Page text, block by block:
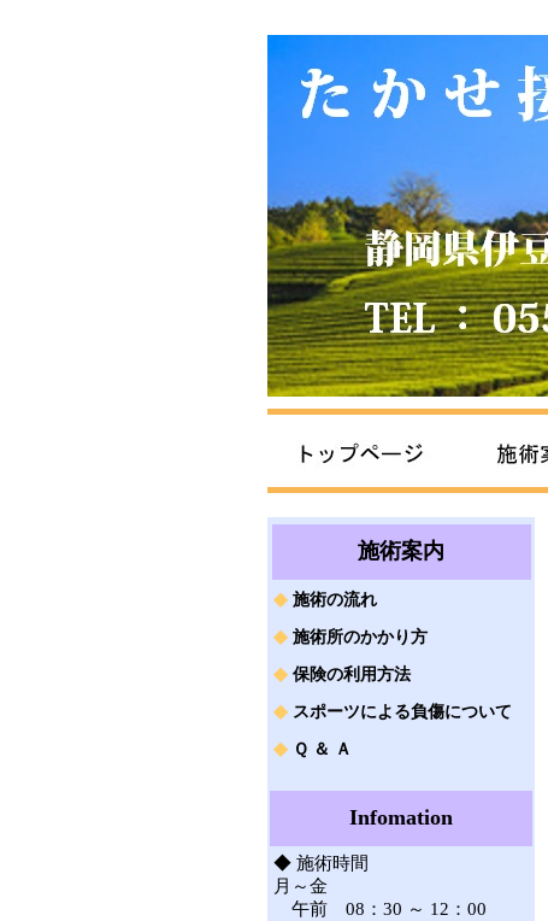
施術案内
◆ 施術の流れ
◆ 施術所のかかり方
◆ 保険の利用方法
◆ スポーツによる負傷について
◆ Ｑ ＆ Ａ
Infomation
◆ 施術時間
月～金
午前 08：30 ～ 12：00